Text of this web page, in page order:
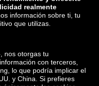
zalando-lounge.hr
zalando-lounge.ee
zalando-lounge.no